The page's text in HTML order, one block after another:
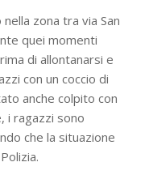
zona tra via San
quei momenti
di allontanarsi e
con un coccio di
anche colpito con
i ragazzi sono
che la situazione